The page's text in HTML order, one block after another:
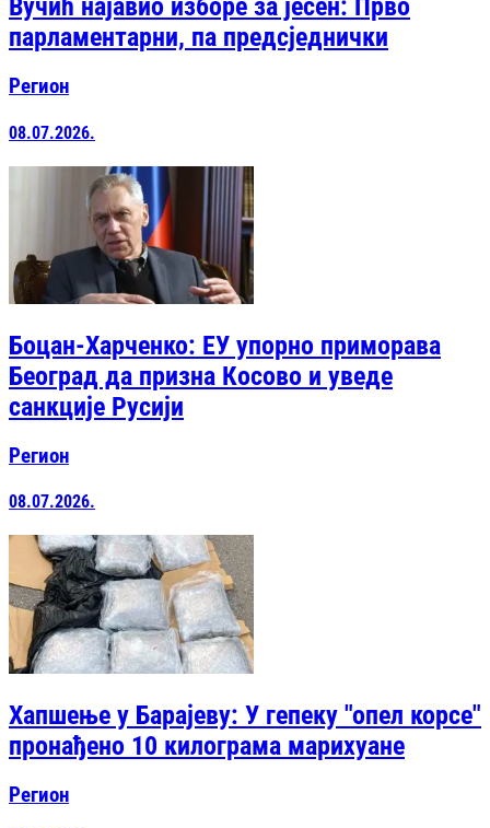
Вучић најавио изборе за јесен: Прво
парламентарни, па предсједнички
Регион
08.07.2026.
Боцан-Харченко: ЕУ упорно приморава
Београд да призна Косово и уведе
санкције Русији
Регион
08.07.2026.
Хапшење у Барајеву: У гепеку "опел корсе"
пронађено 10 килограма марихуане
Регион